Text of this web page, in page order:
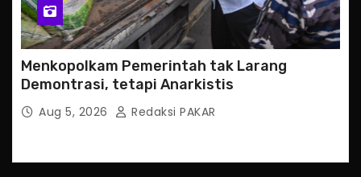
Menkopolkam Pemerintah tak Larang
Demontrasi, tetapi Anarkistis
Aug 5, 2026 Redaksi PAKAR